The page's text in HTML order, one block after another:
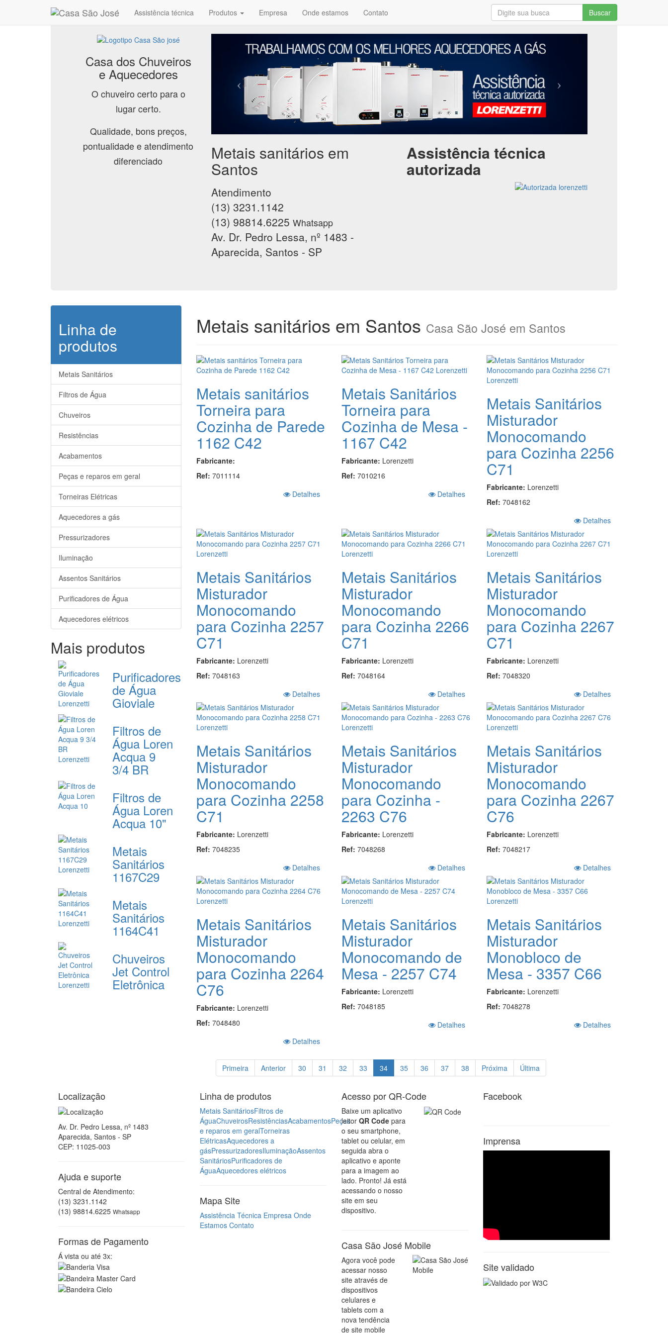
Assistência técnica Produtos Empresa Onde estamos Contato Buscar
Casa dos Chuveiros
e Aquecedores
O chuveiro certo para o
lugar certo.
Qualidade, bons preços,
pontualidade e atendimento
diferenciado
Metais sanitários em
Santos
Atendimento
(13) 3231.1142
(13) 98814.6225 Whatsapp
Av. Dr. Pedro Lessa, nº 1483 -
Aparecida, Santos - SP
Assistência técnica
autorizada
Linha de
produtos
Metais Sanitários
Filtros de Água
Chuveiros
Resistências
Acabamentos
Peças e reparos em geral
Torneiras Elétricas
Aquecedores a gás
Pressurizadores
Iluminação
Assentos Sanitários
Purificadores de Água
Aquecedores elétricos
Mais produtos
Purificadores
de Água
Gioviale
Filtros de
Água Loren
Acqua 9
3/4 BR
Filtros de
Água Loren
Acqua 10"
Metais
Sanitários
1167C29
Metais
Sanitários
1164C41
Chuveiros
Jet Control
Eletrônica
Metais sanitários em Santos Casa São José em Santos
Metais sanitários
Torneira para
Cozinha de Parede
1162 C42
Fabricante:
Ref: 7011114
Detalhes
Metais Sanitários
Torneira para
Cozinha de Mesa -
1167 C42
Fabricante: Lorenzetti
Ref: 7010216
Detalhes
Metais Sanitários
Misturador
Monocomando
para Cozinha 2256
C71
Fabricante: Lorenzetti
Ref:7048162
Detalhes
Metais Sanitários
Misturador
Monocomando
para Cozinha 2257
C71
Fabricante: Lorenzetti
Ref: 7048163
Detalhes
Metais Sanitários
Misturador
Monocomando
para Cozinha 2266
C71
Fabricante: Lorenzetti
Ref: 7048164
Detalhes
Metais Sanitários
Misturador
Monocomando
para Cozinha 2267
C71
Fabricante: Lorenzetti
Ref:7048320
Detalhes
Metais Sanitários
Misturador
Monocomando
para Cozinha 2258
C71
Fabricante: Lorenzetti
Ref: 7048235
Detalhes
Metais Sanitários
Misturador
Monocomando
para Cozinha -
2263 C76
Fabricante: Lorenzetti
Ref: 7048268
Detalhes
Metais Sanitários
Misturador
Monocomando
para Cozinha 2267
C76
Fabricante: Lorenzetti
Ref:7048217
Detalhes
Metais Sanitários
Misturador
Monocomando
para Cozinha 2264
C76
Fabricante: Lorenzetti
Ref: 7048480
Detalhes
Metais Sanitários
Misturador
Monocomando de
Mesa - 2257 C74
Fabricante: Lorenzetti
Ref: 7048185
Detalhes
Metais Sanitários
Misturador
Monobloco de
Mesa - 3357 C66
Fabricante: Lorenzetti
Ref:7048278
Detalhes
Primeira Anterior 30 31 32 33 34 35 36 37 38 Próxima Última
Localização
Av. Dr. Pedro Lessa, nº 1483
Aparecida, Santos - SP
CEP: 11025-003
Ajuda e suporte
Central de Atendimento:
(13) 3231.1142
(13) 98814.6225 Whatsapp
Formas de Pagamento
Á vista ou até 3x:
Linha de produtos
Metais SanitáriosFiltros de
ÁguaChuveirosResistênciasAcabamentosPeças
e reparos em geralTorneiras
ElétricasAquecedores a
gásPressurizadoresIluminaçãoAssentos
SanitáriosPurificadores de
ÁguaAquecedores elétricos
Mapa Site
Assistência Técnica Empresa Onde
Estamos Contato
Acesso por QR-Code
Baixe um aplicativo
leitor QR Code para
o seu smartphone,
tablet ou celular, em
seguida abra o
aplicativo e aponte
para a imagem ao
lado. Pronto! Já está
acessando o nosso
site em seu
dispositivo.
Casa São José Mobile
Agora você pode
acessar nosso
site através de
dispositivos
celulares e
tablets com a
nova tendência
de site mobile
Facebook
Imprensa
Site validado